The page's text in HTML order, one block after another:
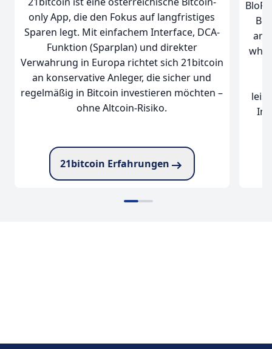
only App, die den Fokus auf langfristiges
Sparen legt. Mit einfachem Interface, DCA-
Funktion (Sparplan) und direkter
Verwahrung in Europa richtet sich 21bitcoin
an konservative Anleger, die sicher und
regelmäßig in Bitcoin investieren möchten –
ohne Altcoin-Risiko.
21bitcoin Erfahrungen